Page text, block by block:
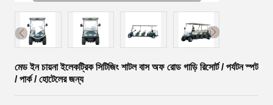
মেড ইন চায়না ইলেকট্রিক সিটিজিং শাটল বাস অফ রোড গাড়ি রিসোর্ট / পর্যটন স্পট
/ পার্ক / হোটেলের জন্য